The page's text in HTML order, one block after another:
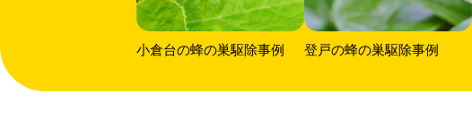
小倉台の蜂の巣駆除事例 登戸の蜂の巣駆除事例